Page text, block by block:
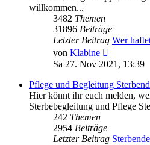
willkommen...
3482 Themen
31896 Beiträge
Letzter Beitrag Wer
von Klabine
Beitrag
Sa 27. Nov 2021, 13:39
Pflege und Begleitung
Hier könnt ihr euch melden,
Sterbebegleitung und Pflege
242 Themen
2954 Beiträge
Letzter Beitrag